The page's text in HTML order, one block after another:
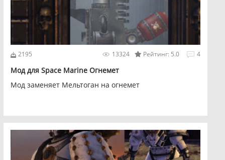
2195 4
Рейтинг: 5.0
13324
Мод для Space Marine Огнемет
Мод заменяет Мельтоган на огнемет